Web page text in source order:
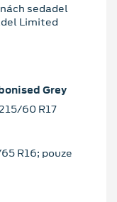
sedadel
Limited
Grey
60 R17
R16; pouze